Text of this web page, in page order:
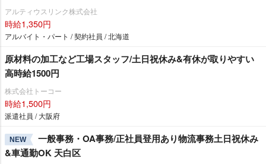
アルティウスリンク株式会社
時給1,350円
アルバイト・パート / 契約社員 / 北海道
原材料の加工など工場スタッフ/土日祝休み&有休が取りやすい
高時給1500円
株式会社トーコー
時給1,500円
派遣社員 / 大阪府
NEW
一般事務・OA事務/正社員登用あり物流事務土日祝休み
&車通勤OK 天白区